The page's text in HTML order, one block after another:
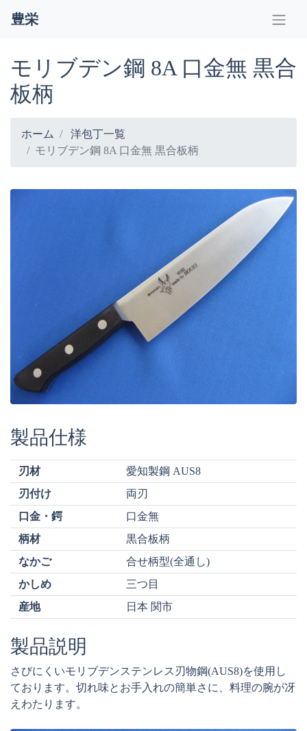
豊栄
モリブデン鋼 8A 口金無 黒合
板柄
ホーム
洋包丁一覧
モリブデン鋼 8A 口金無 黒合板柄
製品仕様
刃材
愛知製鋼 AUS8
刃付け
両刃
口金・鍔
口金無
柄材
黒合板柄
なかご
合せ柄型(全通し)
かしめ
三つ目
産地
日本 関市
製品説明
さびにくいモリブデンステンレス刃物鋼(AUS8)を使用し
ております。切れ味とお手入れの簡単さに、料理の腕が冴
えわたります。